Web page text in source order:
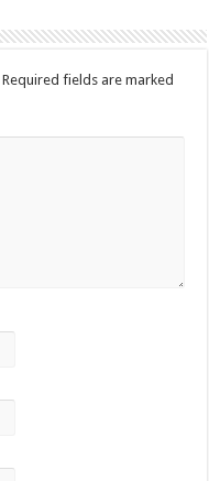
Required fields are marked